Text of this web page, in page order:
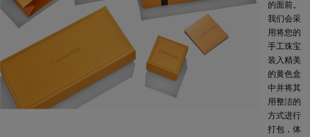
的面前。
我们会采
用将您的
手工珠宝
装入精美
的黄色盒
中并将其
用整洁的
方式进行
打包，体